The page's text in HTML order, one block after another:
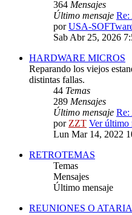
364 Mensajes
Último mensaje
porUSA-
Sab Abr 25, 2026
HARDWARE MICROS
Reparando los viejos
distintas fallas.
44 Temas
289 Mensajes
Último mensaje Re:
porZZT Ver último
Lun Mar 14, 2022
RETROTEMAS
Temas
Mensajes
Último mensaje
REUNIONES O